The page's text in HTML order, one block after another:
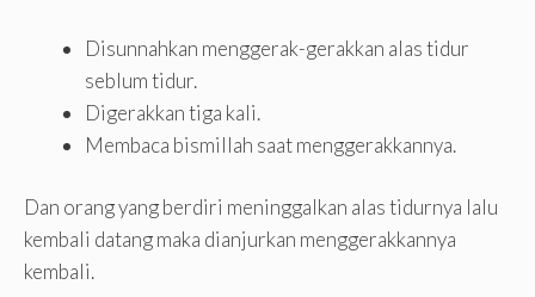
Disunnahkan menggerak-gerakkan alas tidur
seblum tidur.
Digerakkan tiga kali.
Membaca bismillah saat menggerakkannya.
Dan orang yang berdiri meninggalkan alas tidurnya lalu
kembali datang maka dianjurkan menggerakkannya
kembali.